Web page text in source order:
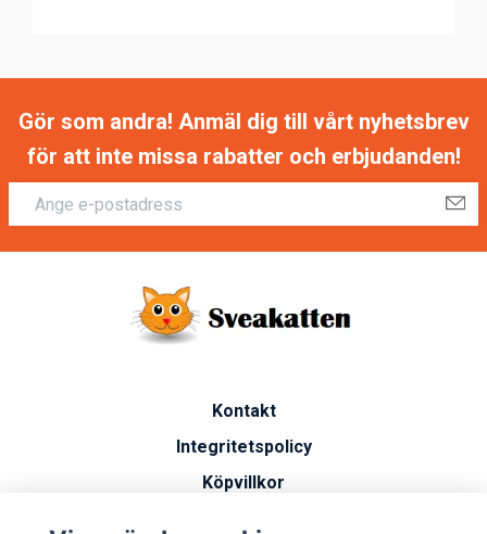
Gör som andra! Anmäl dig till vårt nyhetsbrev
för att inte missa rabatter och erbjudanden!
Kontakt
Integritetspolicy
Köpvillkor